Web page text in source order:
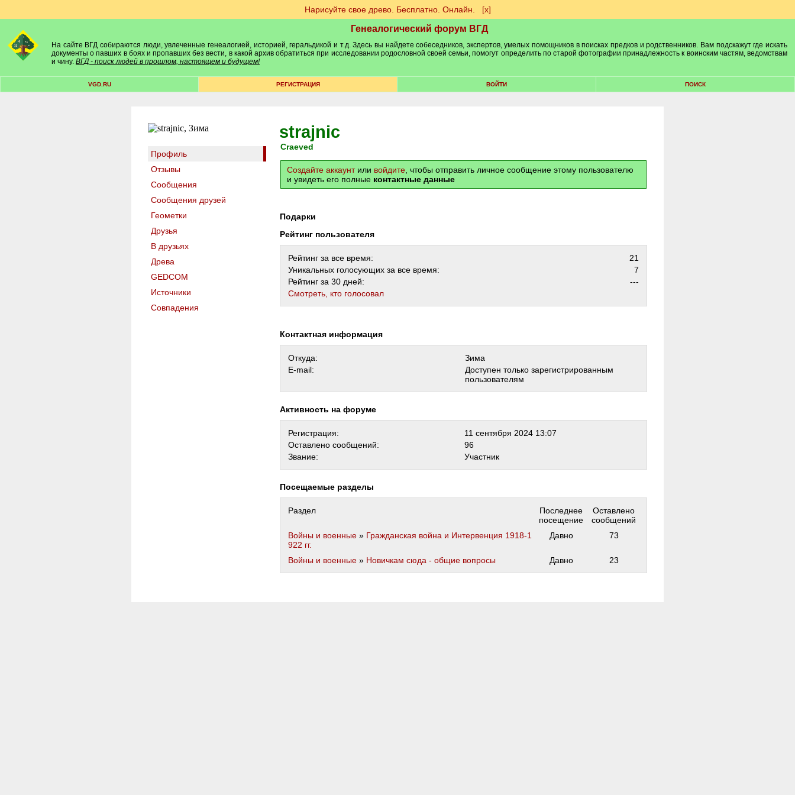
Нарисуйте свое древо. Бесплатно. Онлайн. [х]
Генеалогический форум ВГД
На сайте ВГД собираются люди, увлеченные генеалогией, историей, геральдикой и т.д. Здесь вы найдете собеседников, экспертов, умелых помощников в поисках предков и родственников. Вам подскажут где искать
документы о павших в боях и пропавших без вести, в какой архив обратиться при исследовании родословной своей семьи, помогут определить по старой фотографии принадлежность к воинским частям, ведомствам
и чину. ВГД - поиск людей в прошлом, настоящем и будущем!
VGD.RU РЕГИСТРАЦИЯ ВОЙТИ ПОИСК
Профиль
Отзывы
Сообщения
Сообщения друзей
Геометки
Друзья
В друзьях
Древа
GEDCOM
Источники
Совпадения
strajnic
craeved
Создайте аккаунтили войдите , чтобы отправить личное сообщение этому пользователю
и увидеть его полные контактные данные
Подарки
Рейтинг пользователя
Рейтинг за все время:
21
Уникальных голосующих за все время:
7
Рейтинг за 30 дней:
---
Cмотреть, кто голосовал
Контактная информация
Откуда:
Зима
E-mail:
Доступен только зарегистрированным
пользователям
Активность на форуме
Регистрация:
11 сентября 2024 13:07
Оставлено сообщений:
96
Звание:
Участник
Посещаемые разделы
Раздел
Последнее
посещение
Оставлено
сообщений
Войны и военные » Гражданская война и Интервенция 1918-1
922 гг.
Давно 73
Войны и военные » Новичкам сюда - общие вопросы Давно 23